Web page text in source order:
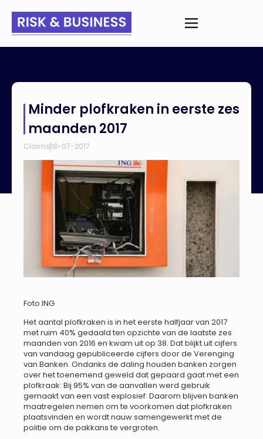
Minder plofkraken in eerste zes
maanden 2017
Claims18-07-2017
Foto ING
Het aantal plofkraken is in het eerste halfjaar van 2017
met ruim 40% gedaald ten opzichte van de laatste zes
maanden van 2016 en kwam uit op 38. Dat blijkt uit cijfers
van vandaag gepubliceerde cijfers door de Verenging
van Banken. Ondanks de daling houden banken zorgen
over het toenemend geweld dat gepaard gaat met een
plofkraak: Bij 95% van de aanvallen werd gebruik
gemaakt van een vast explosief. Daarom blijven banken
maatregelen nemen om te voorkomen dat plofkraken
plaatsvinden en wordt nauw samengewerkt met de
politie om de pakkans te vergroten.